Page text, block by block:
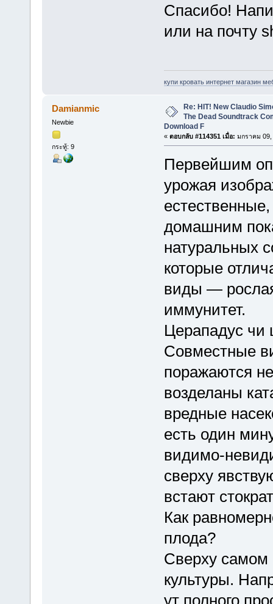
Спасибо!
или на почту
купи кровать интернет магазин
Damianmic
Newbie
กระทู้: 9
Re: HIT! New Claudio
The Dead Soundtrack
Download F
« ตอบกลับ #114351 เมื่อ: มกราคม 09,
Первейшим
урожая
домашним
натуральных
которые
виды —
иммунитет.
Церападус чи
Совместные
поражаются
возделаны
вредные
есть один
видимо-
сверху
встают
Как
плода?
Сверху самом
культуры.
ут полного